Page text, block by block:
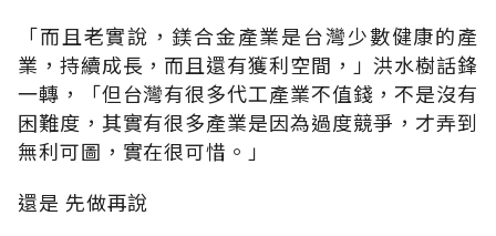
「而且老實說，鎂合金產業是台灣少數健康的產
業，持續成長，而且還有獲利空間，」洪水樹話鋒
一轉，「但台灣有很多代工產業不值錢，不是沒有
困難度，其實有很多產業是因為過度競爭，才弄到
無利可圖，實在很可惜。」
還是 先做再說